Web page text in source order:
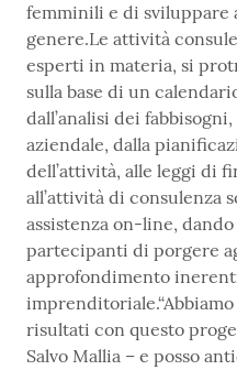
femminili e di sviluppare
genere.Le attività
esperti in materia, si
sulla base di un
dall’analisi dei
aziendale, dalla
dell’attività, alle leggi di
all’attività di consulenza
assistenza on-line,
partecipanti di porgere
approfondimento
risultati con questo
Salvo Mallia – e posso